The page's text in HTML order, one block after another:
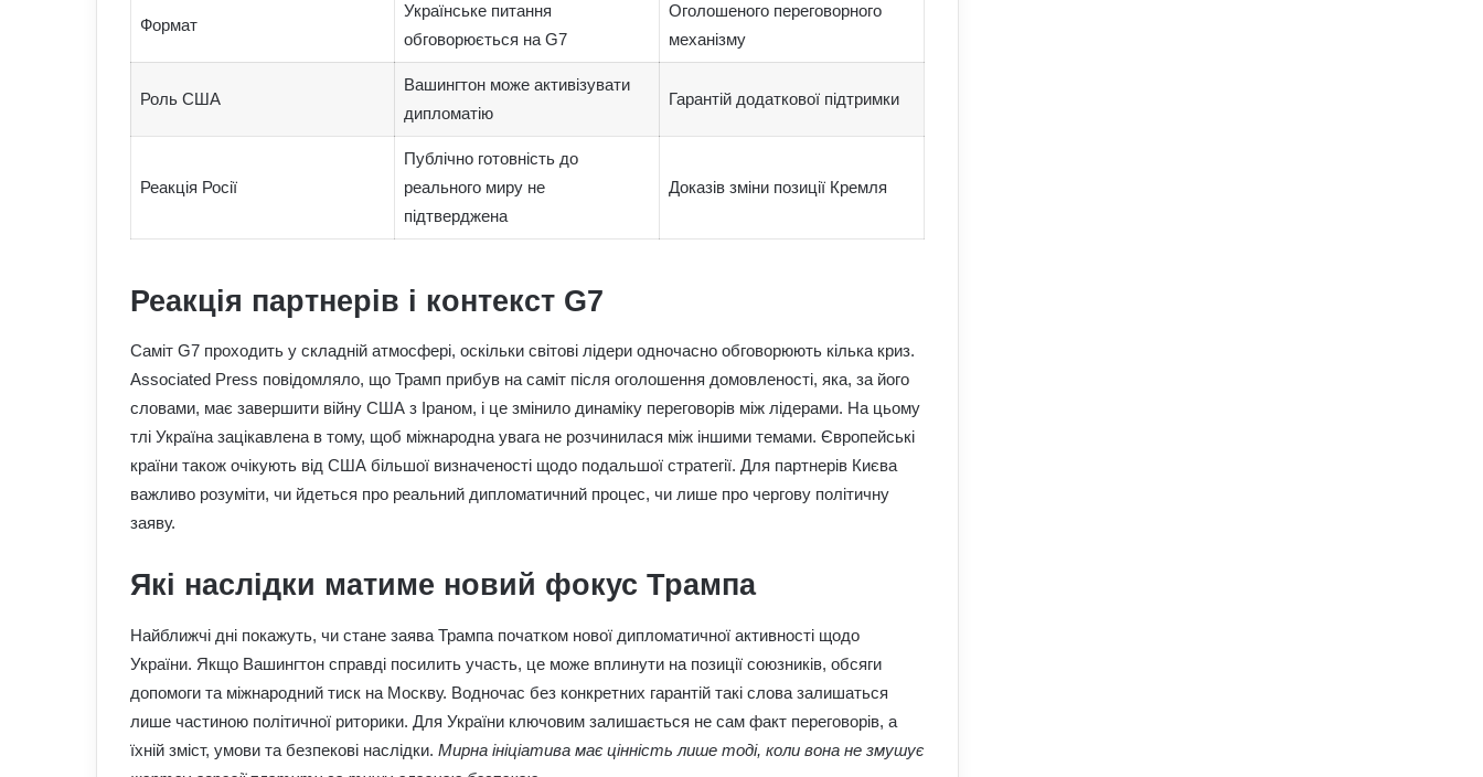
Формат
Українське питання
обговорюється на G7
Оголошеного переговорного
механізму
Роль США
Вашингтон може активізувати
дипломатію
Гарантій додаткової підтримки
Реакція Росії
Публічно готовність до
реального миру не
підтверджена
Доказів зміни позиції Кремля
Реакція партнерів і контекст G7
Саміт G7 проходить у складній атмосфері, оскільки світові лідери одночасно обговорюють кілька криз.
Associated Press повідомляло, що Трамп прибув на саміт після оголошення домовленості, яка, за його
словами, має завершити війну США з Іраном, і це змінило динаміку переговорів між лідерами. На цьому
тлі Україна зацікавлена в тому, щоб міжнародна увага не розчинилася між іншими темами. Європейські
країни також очікують від США більшої визначеності щодо подальшої стратегії. Для партнерів Києва
важливо розуміти, чи йдеться про реальний дипломатичний процес, чи лише про чергову політичну
заяву.
Які наслідки матиме новий фокус Трампа
Найближчі дні покажуть, чи стане заява Трампа початком нової дипломатичної активності щодо
України. Якщо Вашингтон справді посилить участь, це може вплинути на позиції союзників, обсяги
допомоги та міжнародний тиск на Москву. Водночас без конкретних гарантій такі слова залишаться
лише частиною політичної риторики. Для України ключовим залишається не сам факт переговорів, а
їхній зміст, умови та безпекові наслідки. Мирна ініціатива має цінність лише тоді, коли вона не змушує
Чому демократія у різних країнах так
відрізняється: політологи про
функціональність держави
Білорусь формує десантно-штурмову
На Полтавщині через удар РФ стався
що вже відомо
Про що застерігали античні політики
та філософи людей XXI століття:
уроки для нашого покоління